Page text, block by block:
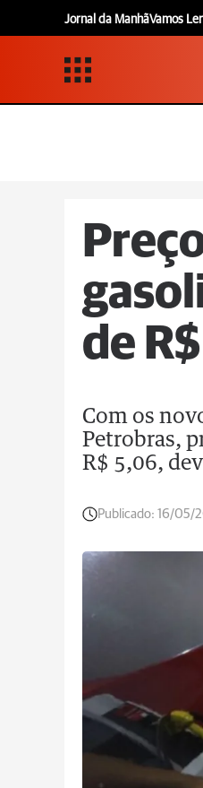
Jornal da ManhãVamos Ler
de
Com os
Petrobras,
R$ 5,06,
Publicado: 16/05/